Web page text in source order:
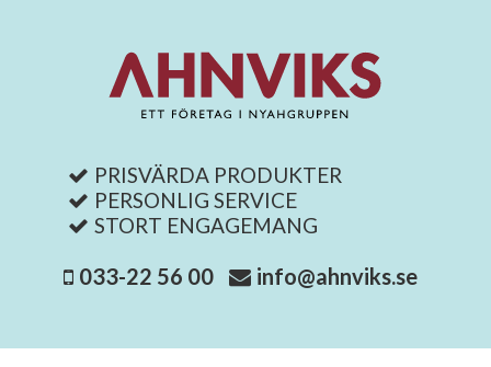
PRISVÄRDA PRODUKTER
PERSONLIG SERVICE
STORT ENGAGEMANG
033-22 56 00 info@ahnviks.se